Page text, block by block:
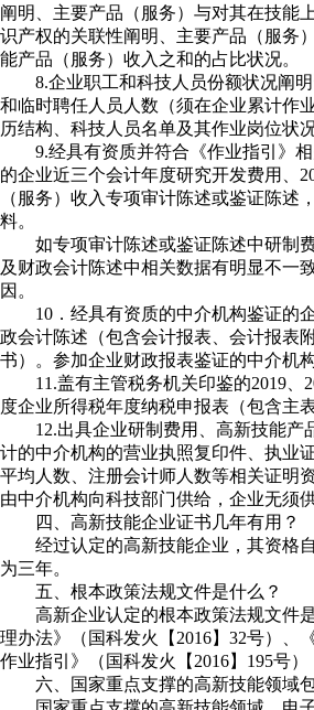
阐明、主要产品（服务）与对其在技能
识产权的关联性阐明、主要产品（服务
能产品（服务）收入之和的占比状况。
8.企业职工和科技人员份额状况阐明
和临时聘任人员人数（须在企业累计作
历结构、科技人员名单及其作业岗位状况
9.经具有资质并符合《作业指引》相
的企业近三个会计年度研究开发费用、
（服务）收入专项审计陈述或鉴证陈述
料。
如专项审计陈述或鉴证陈述中研制费
及财政会计陈述中相关数据有明显不一
因。
10．经具有资质的中介机构鉴证的
政会计陈述（包含会计报表、会计报表
书）。参加企业财政报表鉴证的中介机
11.盖有主管税务机关印鉴的2019、
度企业所得税年度纳税申报表（包含主
12.出具企业研制费用、高新技能产
计的中介机构的营业执照复印件、执业
平均人数、注册会计师人数等相关证明
由中介机构向科技部门供给，企业无须供
四、高新技能企业证书几年有用？
经过认定的高新技能企业，其资格自
为三年。
五、根本政策法规文件是什么？
高新企业认定的根本政策法规文件
理办法》（国科发火【2016】32号）、
作业指引》（国科发火【2016】195号）
六、国家重点支撑的高新技能领域包